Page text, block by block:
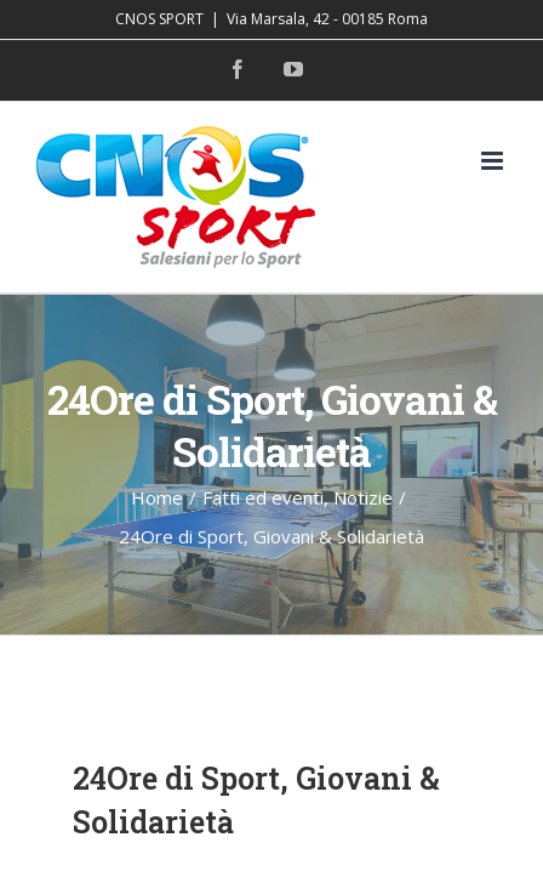
contenuto
CNOS SPORT | Via Marsala, 42 - 00185 Roma
FacebookYouTube
24Ore di Sport, Giovani &
Solidarietà
Home / Fatti ed eventi,Notizie /
24Ore di Sport, Giovani & Solidarietà
24Ore di Sport, Giovani &
Solidarietà